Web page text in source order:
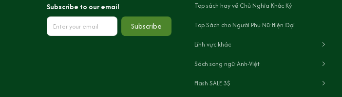
Subscribe to our email
Subscribe
Top sách hay về Chủ Nghĩa Khắc Kỷ
Top Sách cho Người Phụ Nữ Hiện Đại
Lĩnh vực khác
Sách song ngữ Anh-Việt
Flash SALE 3$